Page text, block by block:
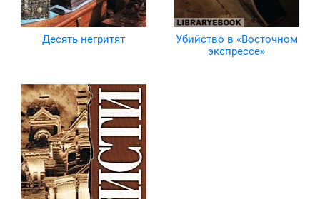
Десять негритят
Убийство в «Восточном
экспрессе»